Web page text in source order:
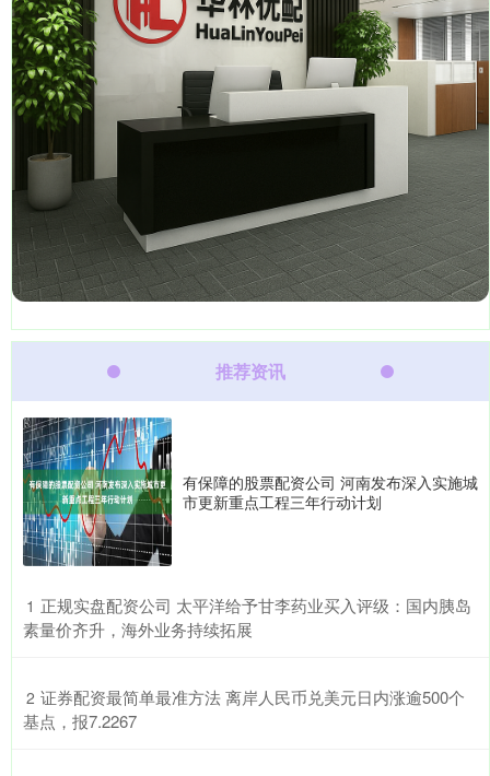
推荐资讯
有保障的股票配资公司 河南发布深入实施城
市更新重点工程三年行动计划
1 ​正规实盘配资公司 太平洋给予甘李药业买入评级：国内胰岛
素量价齐升，海外业务持续拓展
2 ​证券配资最简单最准方法 离岸人民币兑美元日内涨逾500个
基点，报7.2267